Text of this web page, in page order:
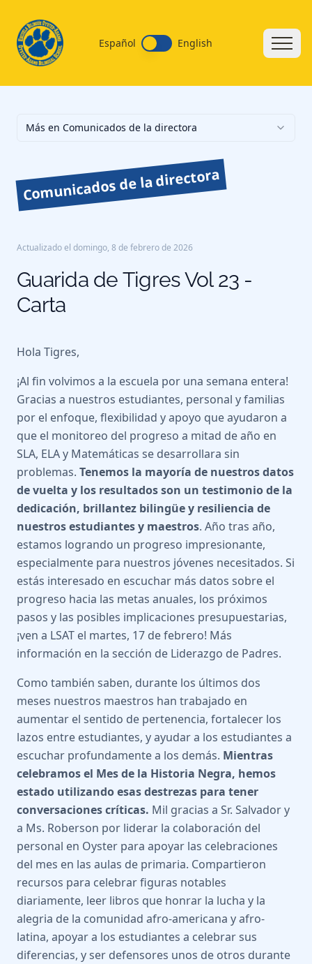
Español English
Más en Comunicados de la directora
Comunicados de la directora
Actualizado el domingo, 8 de febrero de 2026
Guarida de Tigres Vol 23 -
Carta
Hola Tigres,
¡Al fin volvimos a la escuela por una semana entera!
Gracias a nuestros estudiantes, personal y familias
por el enfoque, flexibilidad y apoyo que ayudaron a
que el monitoreo del progreso a mitad de año en
SLA, ELA y Matemáticas se desarrollara sin
problemas. Tenemos la mayoría de nuestros datos
de vuelta y los resultados son un testimonio de la
dedicación, brillantez bilingüe y resiliencia de
nuestros estudiantes y maestros. Año tras año,
estamos logrando un progreso impresionante,
especialmente para nuestros jóvenes necesitados. Si
estás interesado en escuchar más datos sobre el
progreso hacia las metas anuales, los próximos
pasos y las posibles implicaciones presupuestarias,
¡ven a LSAT el martes, 17 de febrero! Más
información en la sección de Liderazgo de Padres.
Como también saben, durante los últimos dos
meses nuestros maestros han trabajado en
aumentar el sentido de pertenencia, fortalecer los
lazos entre estudiantes, y ayudar a los estudiantes a
escuchar profundamente a los demás. Mientras
celebramos el Mes de la Historia Negra, hemos
estado utilizando esas destrezas para tener
conversaciones críticas. Mil gracias a Sr. Salvador y
a Ms. Roberson por liderar la colaboración del
personal en Oyster para apoyar las celebraciones
del mes en las aulas de primaria. Compartieron
recursos para celebrar figuras notables
diariamente, leer libros que honrar la lucha y la
alegria de la comunidad afro-americana y afro-
latina, apoyar a los estudiantes a celebrar sus
diferencias, y ser defensores unos de otros durante